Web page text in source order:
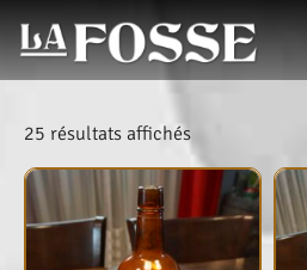
25 résultats affichés